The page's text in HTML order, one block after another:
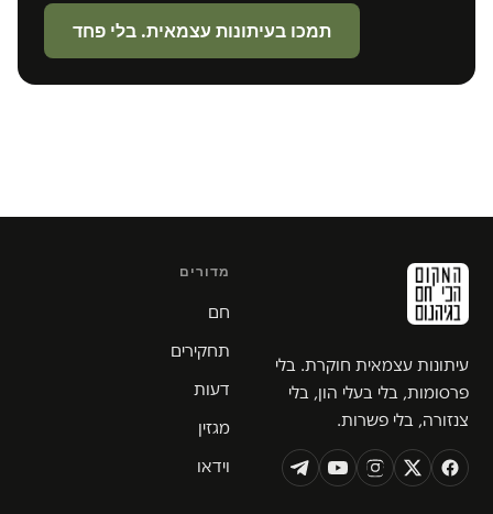
תמכו בעיתונות עצמאית. בלי פחד
עיתונות עצמאית חוקרת. בלי
פרסומות, בלי בעלי הון, בלי
צנזורה, בלי פשרות.
מדורים
חם
תחקירים
דעות
מגזין
וידאו